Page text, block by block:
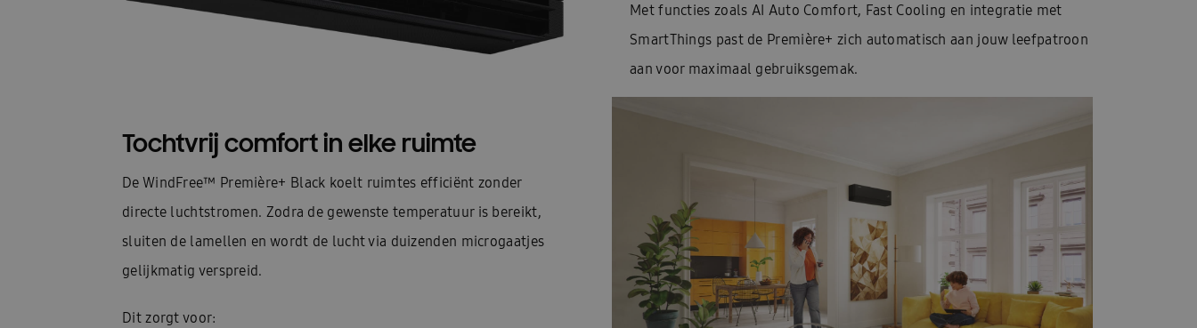
Met functies zoals AI Auto Comfort, Fast Cooling en integratie met
SmartThings past de Première+ zich automatisch aan jouw leefpatroon
aan voor maximaal gebruiksgemak.
Tochtvrij comfort in elke ruimte
De WindFree™ Première+ Black koelt ruimtes efficiënt zonder
directe luchtstromen. Zodra de gewenste temperatuur is bereikt,
sluiten de lamellen en wordt de lucht via duizenden microgaatjes
gelijkmatig verspreid.
Dit zorgt voor: